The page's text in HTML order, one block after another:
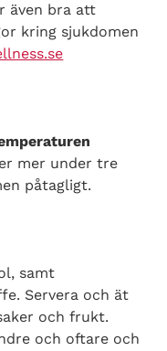
även bra att
kring sjukdomen
mer under tre
påtagligt.
samt
Servera och ät
och frukt.
och oftare och